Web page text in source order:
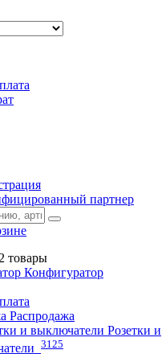
партнер
товары
Конфигуратор
Распродажа
Розетки и
3125